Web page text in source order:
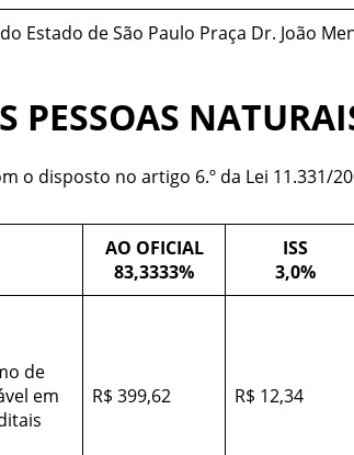
Estado de São Paulo Praça Dr. João
PESSOAS
o disposto no artigo 6.º da Lei 11.331/
AO OFICIAL
83,3333%
ISS
3,0%
de
em
R$ 399,62 R$ 12,34